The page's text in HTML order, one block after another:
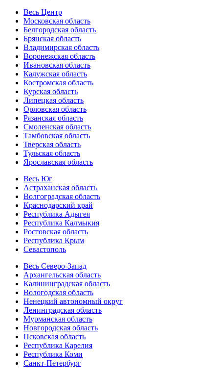
Весь Центр
Московская область
Белгородская область
Брянская область
Владимирская область
Воронежская область
Ивановская область
Калужская область
Костромская область
Курская область
Липецкая область
Орловская область
Рязанская область
Смоленская область
Тамбовская область
Тверская область
Тульская область
Ярославская область
Весь Юг
Астраханская область
Волгоградская область
Краснодарский край
Республика Адыгея
Республика Калмыкия
Ростовская область
Республика Крым
Севастополь
Весь Северо-Запад
Архангельская область
Калининградская область
Вологодская область
Ненецкий автономный округ
Ленинградская область
Мурманская область
Новгородская область
Псковская область
Республика Карелия
Республика Коми
Санкт-Петербург